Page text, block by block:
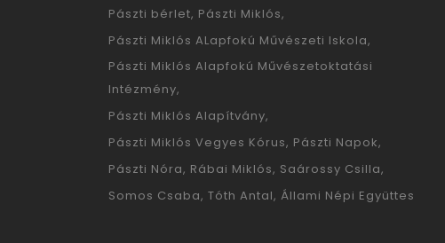
Pászti bérlet Pászti Miklós
Pászti Miklós ALapfokú Művészeti Iskola
Pászti Miklós Alapfokú Művészetoktatási
Intézmény
Pászti Miklós Alapítvány
Pászti Miklós Vegyes Kórus Pászti Napok
Pászti Nóra Rábai Miklós Saárossy Csilla
Somos Csaba Tóth Antal Állami Népi Együttes